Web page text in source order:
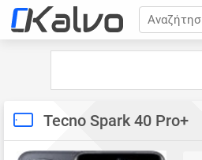
Tecno Spark 40 Pro+